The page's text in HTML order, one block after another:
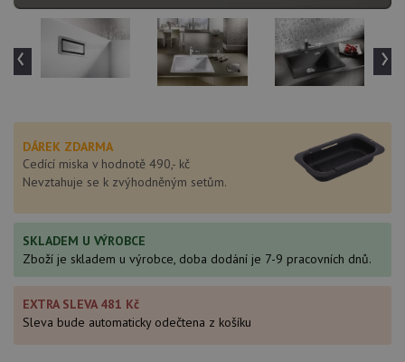
‹ ›
DÁREK ZDARMA
Cedící miska v hodnotě 490,- kč
Nevztahuje se k zvýhodněným setům.
SKLADEM U VÝROBCE
Zboží je skladem u výrobce, doba dodání je 7-9 pracovních dnů.
EXTRA SLEVA 481 Kč
Sleva bude automaticky odečtena z košíku